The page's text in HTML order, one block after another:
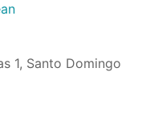
1, Santo Domingo